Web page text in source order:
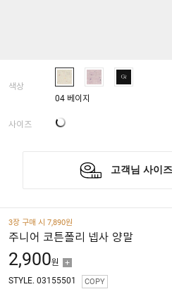
색상
04 베이지
사이즈
3장 구매 시 7,890원
주니어 코튼폴리 넵사 양말
2,900원
STYLE. 03155501 COPY